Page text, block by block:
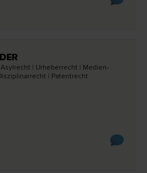
| Urheber­recht | Medien­
| Patent­recht